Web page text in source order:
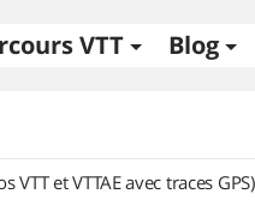
VTT Blog
VTT et VTTAE avec traces GPS)